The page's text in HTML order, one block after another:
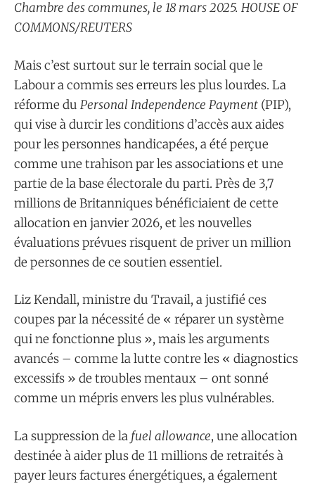
Chambre des communes, le 18 mars 2025. HOUSE OF
COMMONS/REUTERS
Mais c’est surtout sur le terrain social que le
Labour a commis ses erreurs les plus lourdes. La
réforme du Personal Independence Payment (PIP),
qui vise à durcir les conditions d’accès aux aides
pour les personnes handicapées, a été perçue
comme une trahison par les associations et une
partie de la base électorale du parti. Près de 3,7
millions de Britanniques bénéficiaient de cette
allocation en janvier 2026, et les nouvelles
évaluations prévues risquent de priver un million
de personnes de ce soutien essentiel.
Liz Kendall, ministre du Travail, a justifié ces
coupes par la nécessité de « réparer un système
qui ne fonctionne plus », mais les arguments
avancés – comme la lutte contre les « diagnostics
excessifs » de troubles mentaux – ont sonné
comme un mépris envers les plus vulnérables.
La suppression de la fuel allowance, une allocation
destinée à aider plus de 11 millions de retraités à
payer leurs factures énergétiques, a également